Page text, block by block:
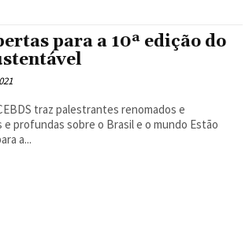
para a 10ª edição do
traz palestrantes renomados e
sobre o Brasil e o mundo Estão
a...